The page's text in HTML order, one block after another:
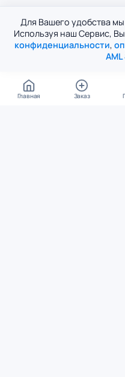
Для Вашего удобства
Используя наш Сервис,
конфиденциальности,
AML
Главная Заказ